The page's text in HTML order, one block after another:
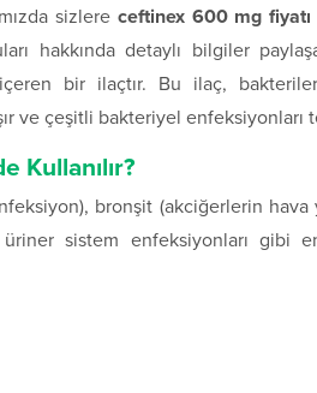
sizlere ceftinex 600 mg
hakkında detaylı bilgiler
bir ilaçtır. Bu ilaç,
ve çeşitli bakteriyel enfeksiyonları
Kullanılır?
bronşit (akciğerlerin hava
sistem enfeksiyonları gibi